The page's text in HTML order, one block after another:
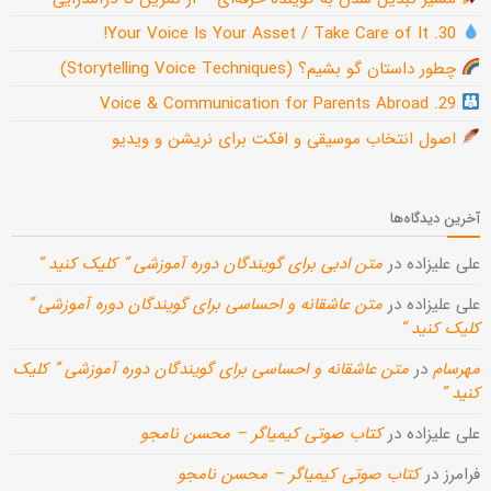
چطور داستان گو بشیم؟ (Storytelling Voice Techniques)
اصول انتخاب موسیقی و افکت برای نریشن و ویدیو
آخرین دیدگاه‌ها
علی علیزاده در متن ادبی برای گویندگان دوره آموزشی ” کلیک کنید “
علی علیزاده در متن عاشقانه و احساسی برای گویندگان دوره آموزشی ”
کلیک کنید “
مهرسام در متن عاشقانه و احساسی برای گویندگان دوره آموزشی ” کلیک
کنید “
علی علیزاده درکتاب صوتی کیمیاگر – محسن نامجو
فرامرز درکتاب صوتی کیمیاگر – محسن نامجو